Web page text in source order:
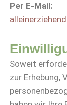
Per E-Mail:
Soweit
zur Erhebung,